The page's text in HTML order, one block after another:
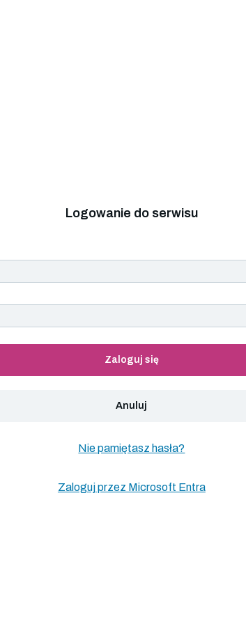
Logowanie do serwisu
Zaloguj się
Anuluj
Nie pamiętasz hasła?
Zaloguj przez Microsoft Entra